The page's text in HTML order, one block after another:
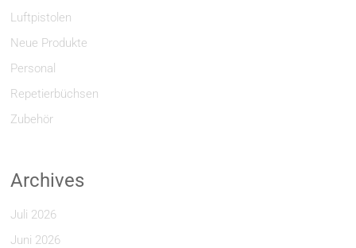
Luftpistolen
Neue Produkte
Personal
Repetierbüchsen
Zubehör
Archives
Juli 2026
Juni 2026